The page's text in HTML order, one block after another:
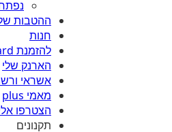
ההטבות
חנות
להזמנת Mami Card
הארנק שלי
אשראי
מאמי plus
הצטרפו
תקנונים